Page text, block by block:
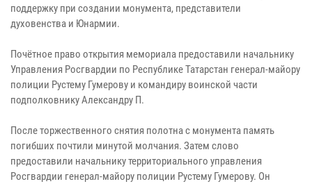
поддержку при создании монумента, представители
духовенства и Юнармии.
Почётное право открытия мемориала предоставили начальнику
Управления Росгвардии по Республике Татарстан генерал-майору
полиции Рустему Гумерову и командиру воинской части
подполковнику Александру П.
После торжественного снятия полотна с монумента память
погибших почтили минутой молчания. Затем слово
предоставили начальнику территориального управления
Росгвардии генерал-майору полиции Рустему Гумерову. Он